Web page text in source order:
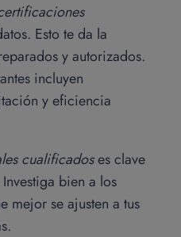
Esto te da la
y autorizados.
incluyen
y eficiencia
cualificadoses clave
bien a los
mejor se ajusten a tus